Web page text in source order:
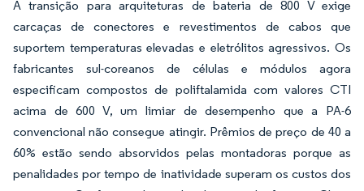
A transição para arquiteturas de bateria de 800 V exige
carcaças de conectores e revestimentos de cabos que
suportem temperaturas elevadas e eletrólitos agressivos. Os
fabricantes sul-coreanos de células e módulos agora
especificam compostos de poliftalamida com valores CTI
acima de 600 V, um limiar de desempenho que a PA-6
convencional não consegue atingir. Prêmios de preço de 40 a
60% estão sendo absorvidos pelas montadoras porque as
penalidades por tempo de inatividade superam os custos dos